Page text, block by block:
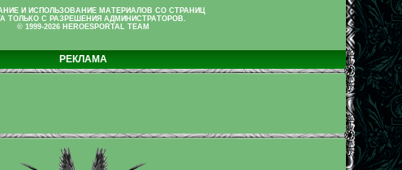
И ИСПОЛЬЗОВАНИЕ МАТЕРИАЛОВ СО СТРАНИЦ
ТОЛЬКО С РАЗРЕШЕНИЯ АДМИНИСТРАТОРОВ.
© 1999-2026 HEROESPORTAL TEAM
РЕКЛАМА